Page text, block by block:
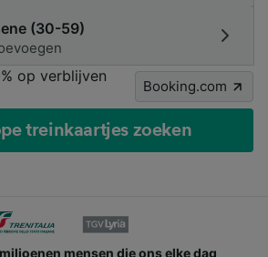
(30-59)
op verblijven
Booking.com
treinkaartjes zoeken
mensen die ons elke dag